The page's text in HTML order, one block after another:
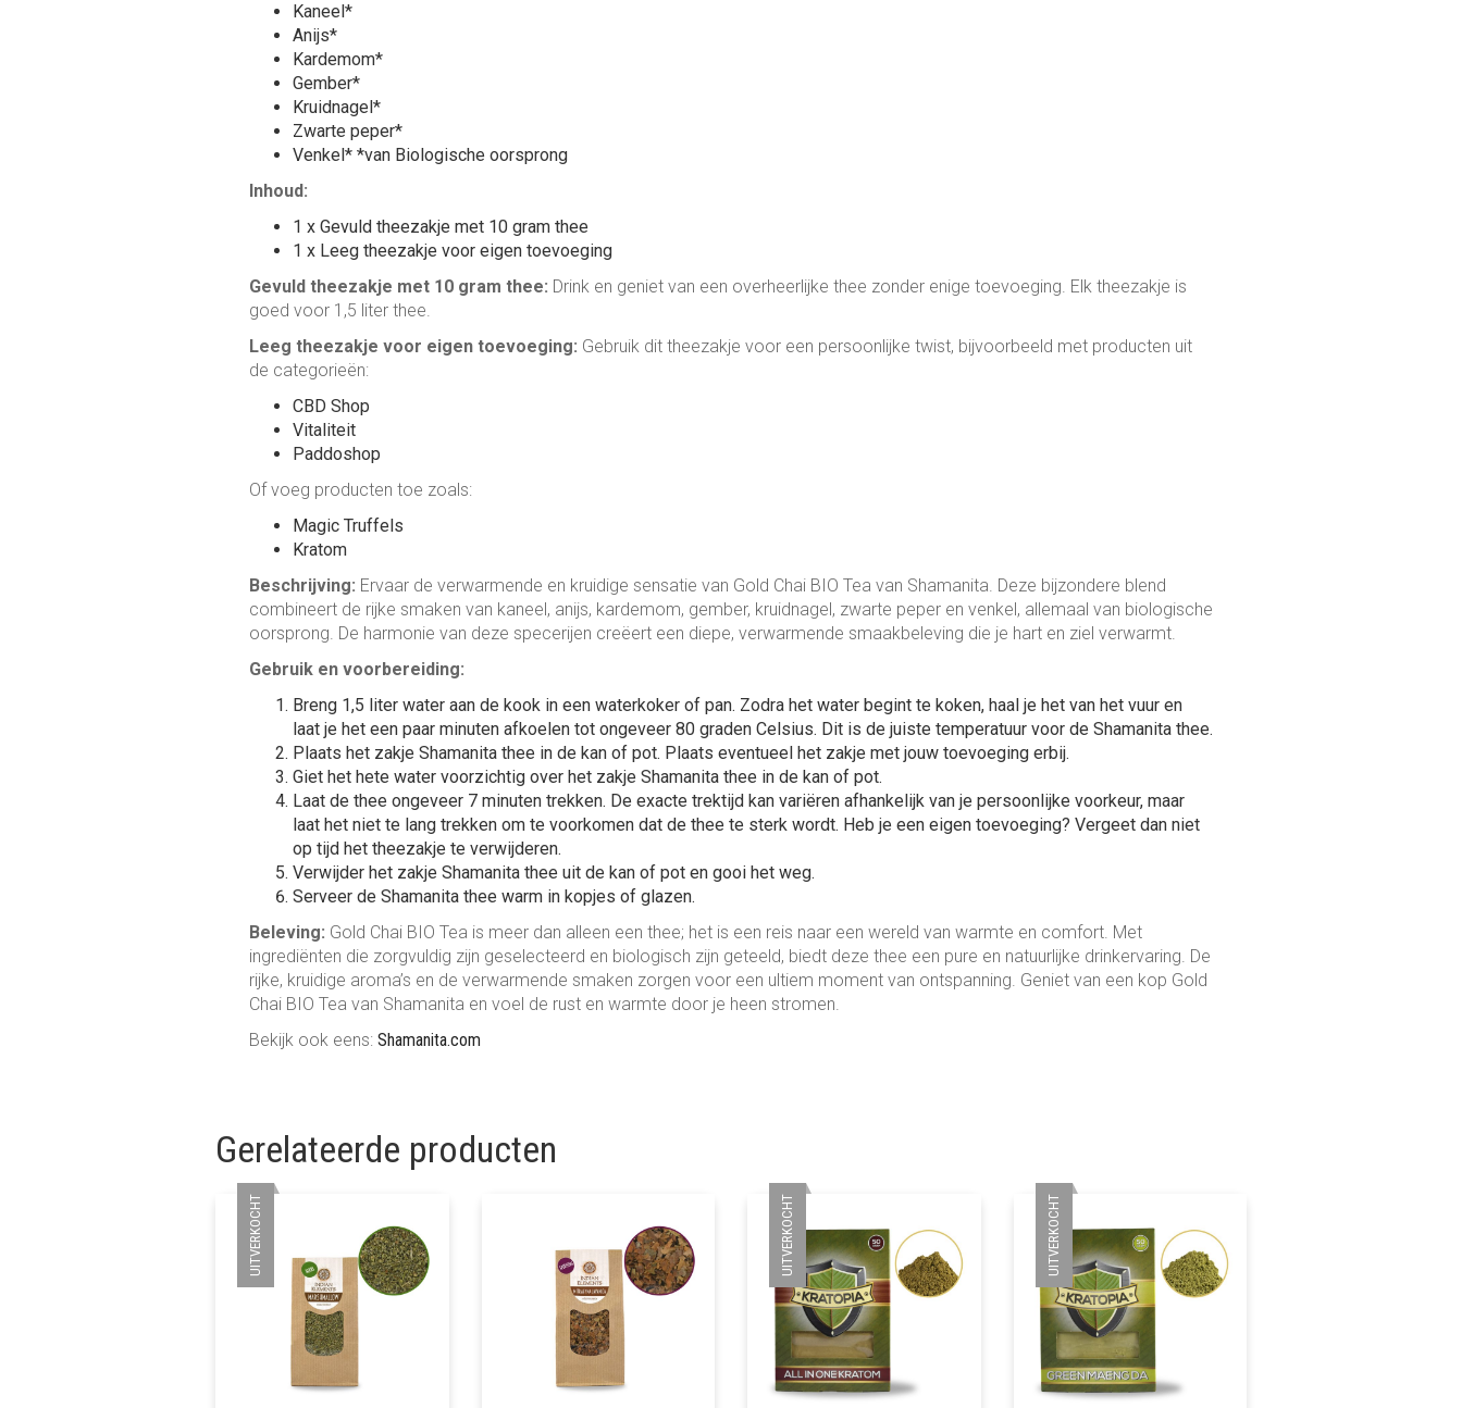
Kaneel*
Anijs*
Kardemom*
Gember*
Kruidnagel*
Zwarte peper*
Venkel* *van Biologische oorsprong
Inhoud:
1 x Gevuld theezakje met 10 gram thee
1 x Leeg theezakje voor eigen toevoeging
Gevuld theezakje met 10 gram thee: Drink en geniet van een overheerlijke thee zonder enige toevoeging. Elk theezakje is
goed voor 1,5 liter thee.
Leeg theezakje voor eigen toevoeging: Gebruik dit theezakje voor een persoonlijke twist, bijvoorbeeld met producten uit
de categorieën:
CBD Shop
Vitaliteit
Paddoshop
Of voeg producten toe zoals:
Magic Truffels
Kratom
Beschrijving: Ervaar de verwarmende en kruidige sensatie van Gold Chai BIO Tea van Shamanita. Deze bijzondere blend
combineert de rijke smaken van kaneel, anijs, kardemom, gember, kruidnagel, zwarte peper en venkel, allemaal van biologische
oorsprong. De harmonie van deze specerijen creëert een diepe, verwarmende smaakbeleving die je hart en ziel verwarmt.
Gebruik en voorbereiding:
Breng 1,5 liter water aan de kook in een waterkoker of pan. Zodra het water begint te koken, haal je het van het vuur en
laat je het een paar minuten afkoelen tot ongeveer 80 graden Celsius. Dit is de juiste temperatuur voor de Shamanita thee.
Plaats het zakje Shamanita thee in de kan of pot. Plaats eventueel het zakje met jouw toevoeging erbij.
Giet het hete water voorzichtig over het zakje Shamanita thee in de kan of pot.
Laat de thee ongeveer 7 minuten trekken. De exacte trektijd kan variëren afhankelijk van je persoonlijke voorkeur, maar
laat het niet te lang trekken om te voorkomen dat de thee te sterk wordt. Heb je een eigen toevoeging? Vergeet dan niet
op tijd het theezakje te verwijderen.
Verwijder het zakje Shamanita thee uit de kan of pot en gooi het weg.
Serveer de Shamanita thee warm in kopjes of glazen.
Beleving: Gold Chai BIO Tea is meer dan alleen een thee; het is een reis naar een wereld van warmte en comfort. Met
ingrediënten die zorgvuldig zijn geselecteerd en biologisch zijn geteeld, biedt deze thee een pure en natuurlijke drinkervaring. De
rijke, kruidige aroma’s en de verwarmende smaken zorgen voor een ultiem moment van ontspanning. Geniet van een kop Gold
Chai BIO Tea van Shamanita en voel de rust en warmte door je heen stromen.
Bekijk ook eens: Shamanita.com
Gerelateerde producten
UITVERKOCHT UITVERKOCHT UITVERKOCHT